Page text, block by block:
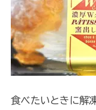
食べたいときに解